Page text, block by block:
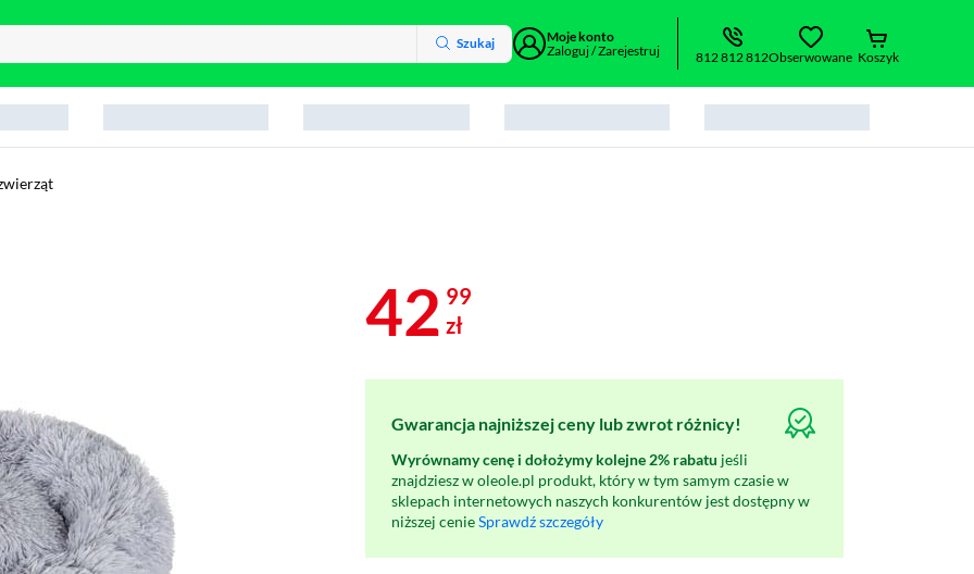
Szukaj
Moje konto
Zaloguj / Zarejestruj
812 812 812Obserwowane Koszyk
42 99
zł
Gwarancja najniższej ceny lub zwrot różnicy!
Wyrównamy cenę i dołożymy kolejne 2% rabatu jeśli
znajdziesz w oleole.pl produkt, który w tym samym czasie w
sklepach internetowych naszych konkurentów jest dostępny w
niższej cenieSprawdź szczegóły